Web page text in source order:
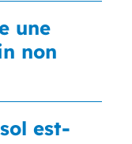
une
non
est-